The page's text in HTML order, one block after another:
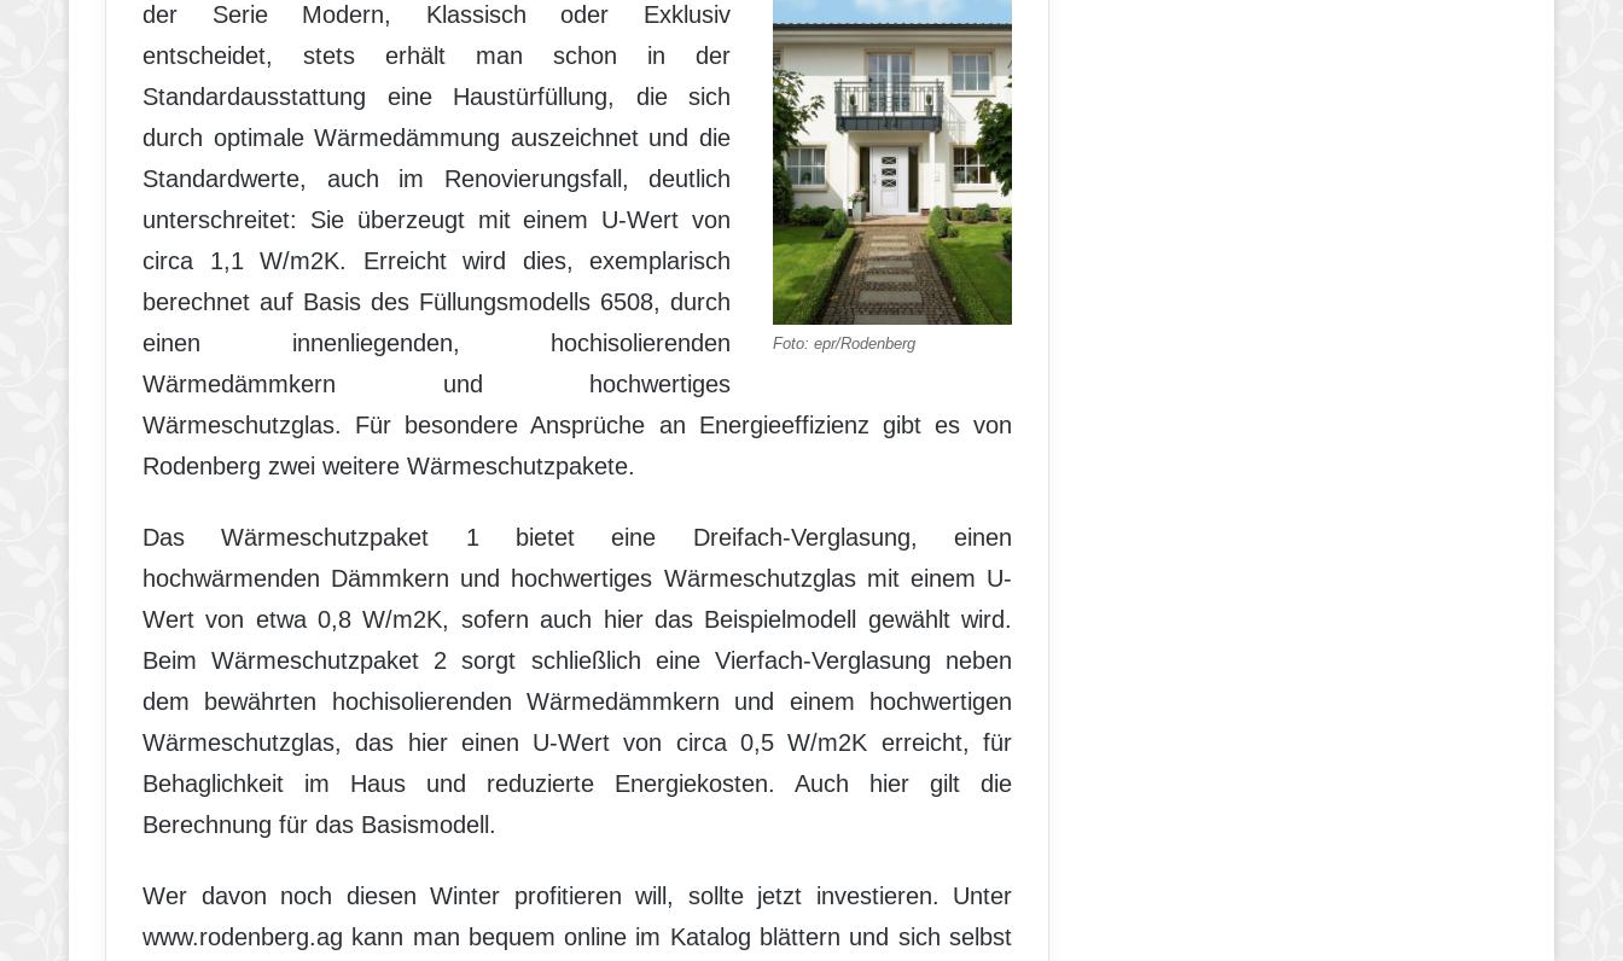
Foto: epr/Rodenberg
der Serie Modern, Klassisch oder Exklusiv
entscheidet, stets erhält man schon in der
Standardausstattung eine Haustürfüllung, die sich
durch optimale Wärmedämmung auszeichnet und die
Standardwerte, auch im Renovierungsfall, deutlich
unterschreitet: Sie überzeugt mit einem U-Wert von
circa 1,1 W/m2K. Erreicht wird dies, exemplarisch
berechnet auf Basis des Füllungsmodells 6508, durch
einen innenliegenden, hochisolierenden
Wärmedämmkern und hochwertiges
Wärmeschutzglas. Für besondere Ansprüche an Energieeffizienz gibt es von
Rodenberg zwei weitere Wärmeschutzpakete.
Das Wärmeschutzpaket 1 bietet eine Dreifach-Verglasung, einen
hochwärmenden Dämmkern und hochwertiges Wärmeschutzglas mit einem U-
Wert von etwa 0,8 W/m2K, sofern auch hier das Beispielmodell gewählt wird.
Beim Wärmeschutzpaket 2 sorgt schließlich eine Vierfach-Verglasung neben
dem bewährten hochisolierenden Wärmedämmkern und einem hochwertigen
Wärmeschutzglas, das hier einen U-Wert von circa 0,5 W/m2K erreicht, für
Behaglichkeit im Haus und reduzierte Energiekosten. Auch hier gilt die
Berechnung für das Basismodell.
Wer davon noch diesen Winter profitieren will, sollte jetzt investieren. Unter
www.rodenberg.ag kann man bequem online im Katalog blättern und sich selbst